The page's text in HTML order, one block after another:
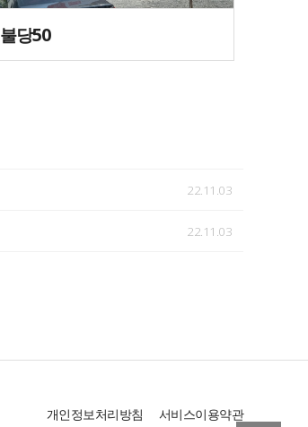
불당50
22.11.03
22.11.03
개인정보처리방침 서비스이용약관